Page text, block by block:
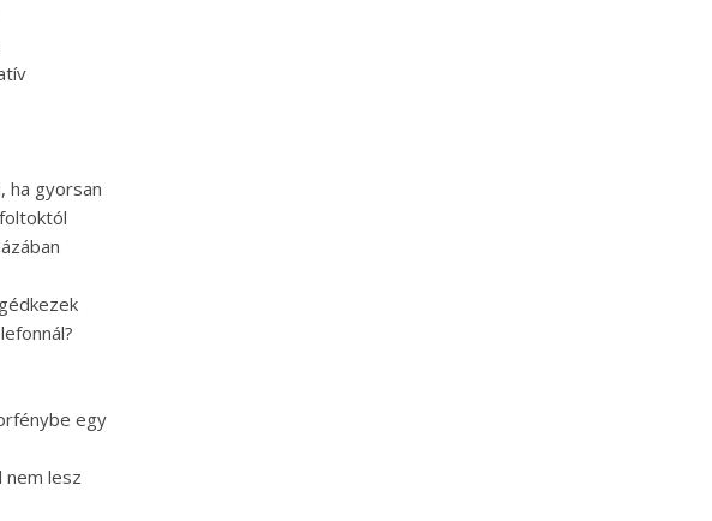
ha gyorsan
egy
nem lesz